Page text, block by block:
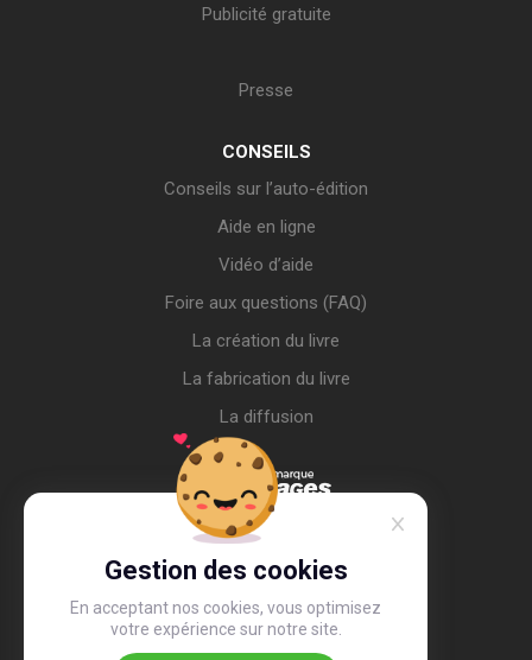
Gestion des cookies
En acceptant nos cookies, vous optimisez
votre expérience sur notre site.
Publicité gratuite
Presse
CONSEILS
Conseils sur l’auto-édition
Aide en ligne
Vidéo d’aide
Foire aux questions (FAQ)
La création du livre
La fabrication du livre
La diffusion